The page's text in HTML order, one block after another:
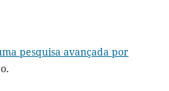
pesquisa avançada por